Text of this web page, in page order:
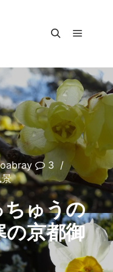
3
ちゅうの
京都御